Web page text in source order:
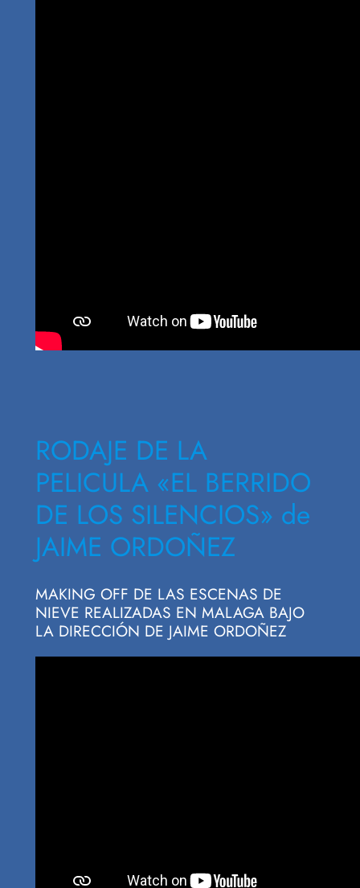
RODAJE DE LA
PELICULA «EL BERRIDO
DE LOS SILENCIOS» de
JAIME ORDOÑEZ
MAKING OFF DE LAS ESCENAS DE
NIEVE REALIZADAS EN MALAGA BAJO
LA DIRECCIÓN DE JAIME ORDOÑEZ